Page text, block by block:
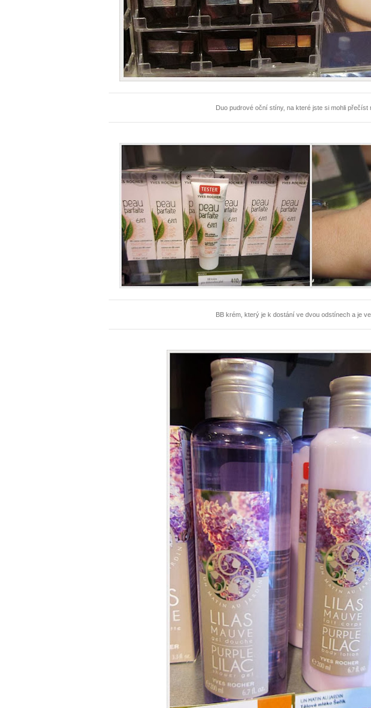
Duo pudrové oční stíny, na které jste si mohli
BB krém, který je k dostání ve dvou odstínech a je